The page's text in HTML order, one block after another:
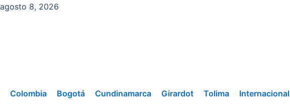
Ir
agosto 8, 2026
Colombia Bogotá Cundinamarca Girardot Tolima Internacional